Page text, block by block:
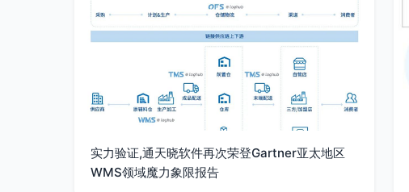
实力验证,通天晓软件再次荣登Gartner亚太地区
WMS领域魔力象限报告